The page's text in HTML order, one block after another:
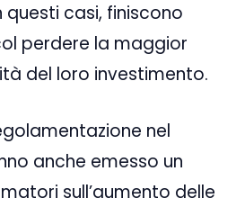
questi casi, finiscono
perdere la maggior
del loro investimento.
nel
anche emesso un
sull’aumento delle